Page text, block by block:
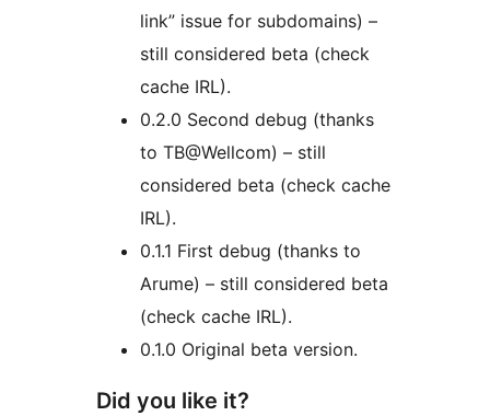
link” issue for subdomains) –
still considered beta (check
cache IRL).
0.2.0 Second debug (thanks
to TB@Wellcom) – still
considered beta (check cache
IRL).
0.1.1 First debug (thanks to
Arume) – still considered beta
(check cache IRL).
0.1.0 Original beta version.
Did you like it?